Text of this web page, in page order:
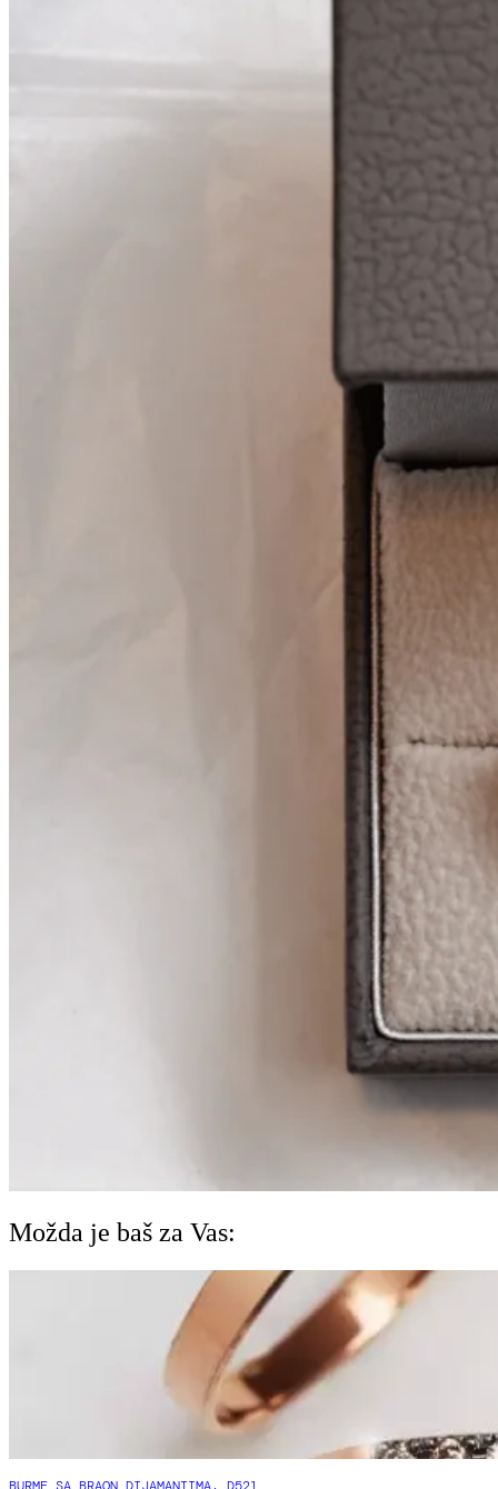
Možda je baš za Vas:
BURME SA BRAON DIJAMANTIMA, D521